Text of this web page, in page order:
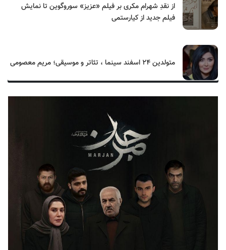
از نقدِ شهرام مکری بر فیلم «عزیز» سوروگوین تا نمایش
فیلم جدید از کیارستمی
متولدین ۲۴ اسفند سینما ، تئاتر و موسیقی؛ مریم معصومی